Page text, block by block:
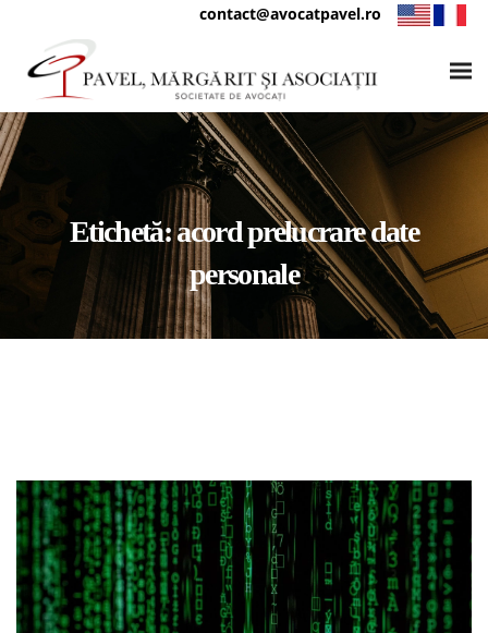
contact@avocatpavel.ro
Etichetă:acord prelucrare date
personale